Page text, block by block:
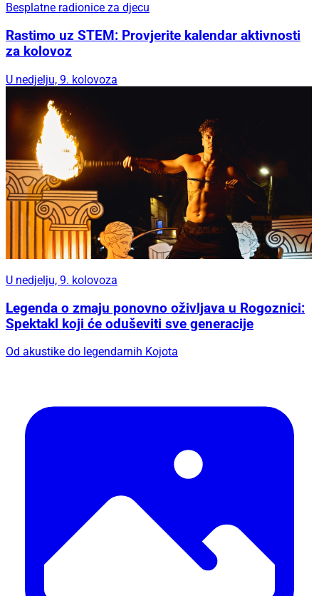
Besplatne radionice za djecu
Rastimo uz STEM: Provjerite kalendar aktivnosti
za kolovoz
U nedjelju, 9. kolovoza
U nedjelju, 9. kolovoza
Legenda o zmaju ponovno oživljava u Rogoznici:
Spektakl koji će oduševiti sve generacije
Od akustike do legendarnih Kojota